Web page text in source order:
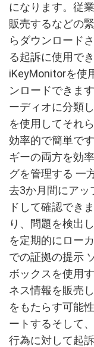
になります。従
販売するなどの
らダウンロード
る起訴に使用で
iKeyMonitorを使
ンロードできま
ーディオに分類
を使用してそれ
効率的で簡単で
ギーの両方を効
グを管理する 一
去3か月間にアッ
ドして確認でき
り、問題を検出
を定期的にロー
での証拠の提示
ボックスを使用
ネス情報を販売
をもたらす可能
ートするそして
行為に対して起